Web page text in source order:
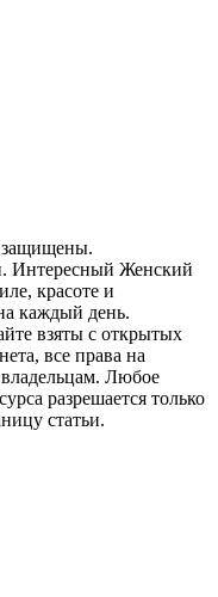
защищены.
Интересный Женский
красоте и
каждый день.
взяты с открытых
все права на
Любое
разрешается только
статьи.